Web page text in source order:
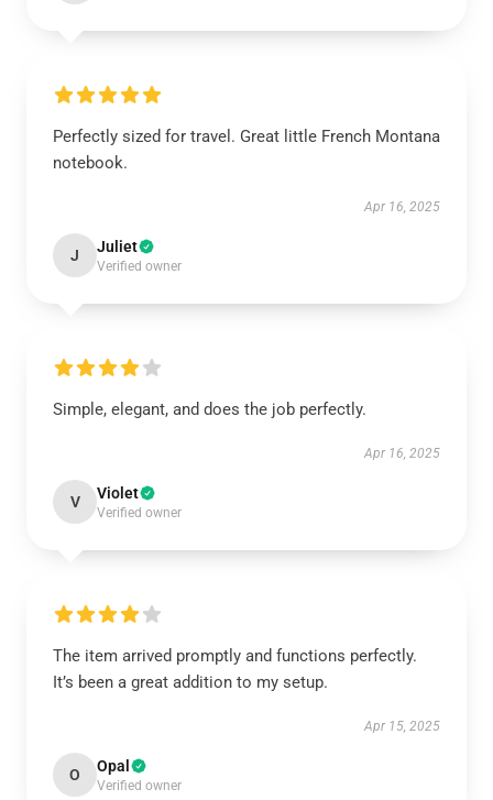
Perfectly sized for travel. Great little French Montana
notebook.
Apr 16, 2025
J Juliet
Verified owner
Simple, elegant, and does the job perfectly.
Apr 16, 2025
V Violet
Verified owner
The item arrived promptly and functions perfectly.
It’s been a great addition to my setup.
Apr 15, 2025
O Opal
Verified owner